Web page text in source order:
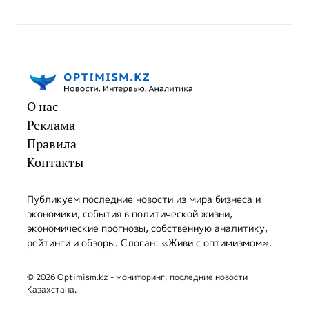
О нас
Реклама
Правила
Контакты
Публикуем последние новости из мира бизнеса и
экономики, события в политической жизни,
экономические прогнозы, собственную аналитику,
рейтинги и обзоры. Слоган: «Живи с оптимизмом».
© 2026 Optimism.kz - мониторинг, последние новости
Казахстана.